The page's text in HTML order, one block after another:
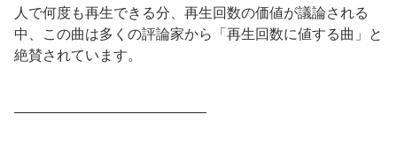
人で何度も再生できる分、再生回数の価値が議論される
中、この曲は多くの評論家から「再生回数に値する曲」と
絶賛されています。
—————————————–